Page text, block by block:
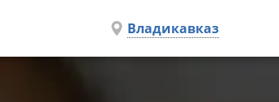
Владикавказ